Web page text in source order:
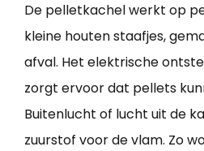
De pelletkachel werkt op
kleine houten staafjes,
afval. Het elektrische
zorgt ervoor dat pellets
Buitenlucht of lucht uit de
zuurstof voor de vlam. Zo